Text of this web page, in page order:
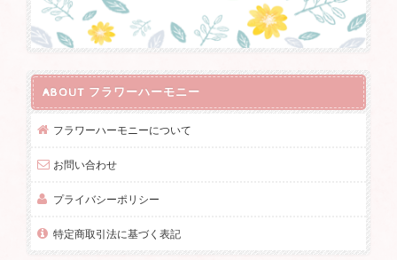
ABOUT フラワーハーモニー
フラワーハーモニーについて
お問い合わせ
プライバシーポリシー
特定商取引法に基づく表記